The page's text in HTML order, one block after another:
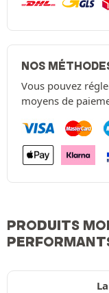
NOS
Vous pouvez
moyens de
PRODUITS